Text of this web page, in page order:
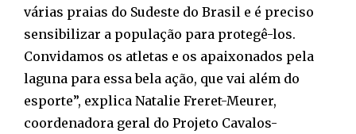
várias praias do Sudeste do Brasil e é preciso
sensibilizar a população para protegê-los.
Convidamos os atletas e os apaixonados pela
laguna para essa bela ação, que vai além do
esporte”, explica Natalie Freret-Meurer,
coordenadora geral do Projeto Cavalos-